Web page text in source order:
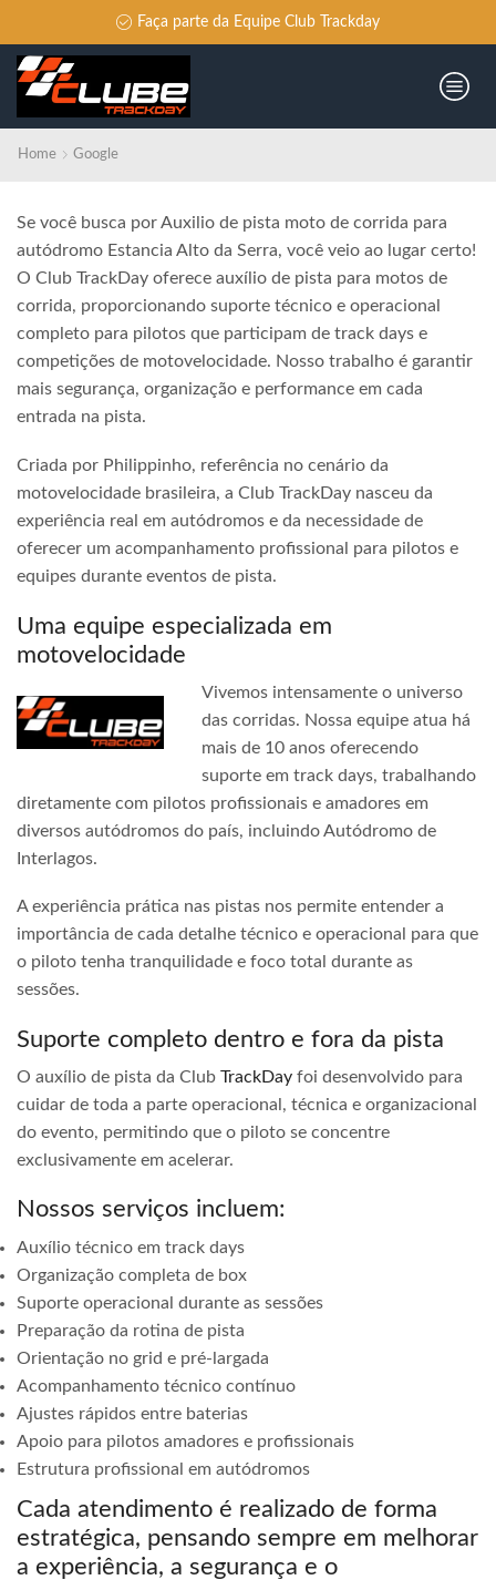
Faça parte da Equipe Club Trackday
Home Google
Se você busca por Auxilio de pista moto de corrida para
autódromo Estancia Alto da Serra, você veio ao lugar certo!
O Club TrackDay oferece auxílio de pista para motos de
corrida, proporcionando suporte técnico e operacional
completo para pilotos que participam de track days e
competições de motovelocidade. Nosso trabalho é garantir
mais segurança, organização e performance em cada
entrada na pista.
Criada por Philippinho, referência no cenário da
motovelocidade brasileira, a Club TrackDay nasceu da
experiência real em autódromos e da necessidade de
oferecer um acompanhamento profissional para pilotos e
equipes durante eventos de pista.
Uma equipe especializada em
motovelocidade
Vivemos intensamente o universo
das corridas. Nossa equipe atua há
mais de 10 anos oferecendo
suporte em track days, trabalhando
diretamente com pilotos profissionais e amadores em
diversos autódromos do país, incluindo Autódromo de
Interlagos.
A experiência prática nas pistas nos permite entender a
importância de cada detalhe técnico e operacional para que
o piloto tenha tranquilidade e foco total durante as
sessões.
Suporte completo dentro e fora da pista
O auxílio de pista da Club TrackDay foi desenvolvido para
cuidar de toda a parte operacional, técnica e organizacional
do evento, permitindo que o piloto se concentre
exclusivamente em acelerar.
Nossos serviços incluem:
Auxílio técnico em track days
Organização completa de box
Suporte operacional durante as sessões
Preparação da rotina de pista
Orientação no grid e pré-largada
Acompanhamento técnico contínuo
Ajustes rápidos entre baterias
Apoio para pilotos amadores e profissionais
Estrutura profissional em autódromos
Cada atendimento é realizado de forma
estratégica, pensando sempre em melhorar
a experiência, a segurança e o